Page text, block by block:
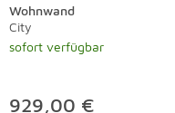
Wohnwand
City
sofort verfügbar
929,00 €